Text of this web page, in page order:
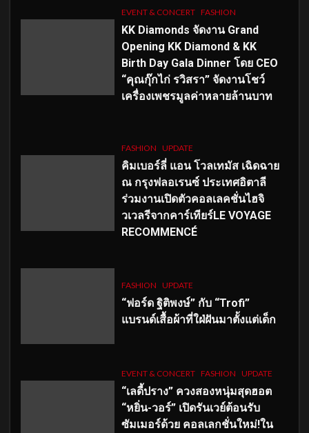
EVENT & CONCERT FASHION
KK Diamonds จัดงาน Grand
Opening KK Diamond & KK
Birth Day Gala Dinner โดย CEO
“คุณกุ๊กไก่ รวิสรา” จัดงานโชว์
เครื่องเพชรมูลค่าหลายล้านบาท
FASHION UPDATE
คิมเบอร์ลี่ แอน โวลเทมัส เฉิดฉาย
ณ กรุงฟลอเรนซ์ ประเทศอิตาลี
ร่วมงานเปิดตัวคอลเลคชั่นไฮจิ
วเวลรีจากคาร์เทียร์LE VOYAGE
RECOMMENCÉ
FASHION UPDATE
“ฟอร์ด ฐิติพงษ์” กับ “Trofi”
แบรนด์เสื้อผ้าที่ใฝ่ฝันมาตั้งแต่เด็ก
EVENT & CONCERT FASHION UPDATE
“เลดี้ปราง” ควงสองหนุ่มสุดฮอต
“หยิ่น-วอร์” เปิดรันเวย์ต้อนรับ
ซัมเมอร์ด้วย คอลเลกชั่นใหม่!ใน